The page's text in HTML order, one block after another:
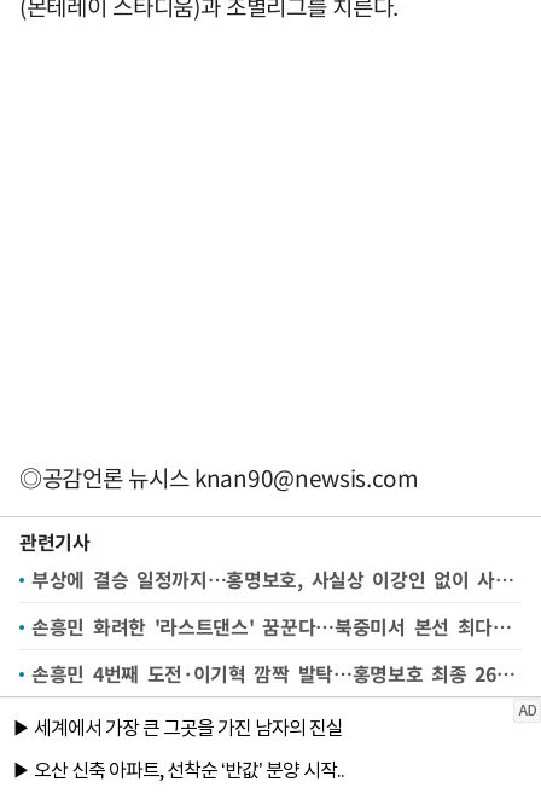
◎공감언론 뉴시스knan90@newsis.com
관련기사
부상에 결승 일정까지…홍명보호, 사실상 이강인 없이 사전캠프 진행
손흥민 화려한 '라스트댄스' 꿈꾼다…북중미서 본선 최다골 도전
손흥민 4번째 도전·이기혁 깜짝 발탁…홍명보호 최종 26명 발표(종합)